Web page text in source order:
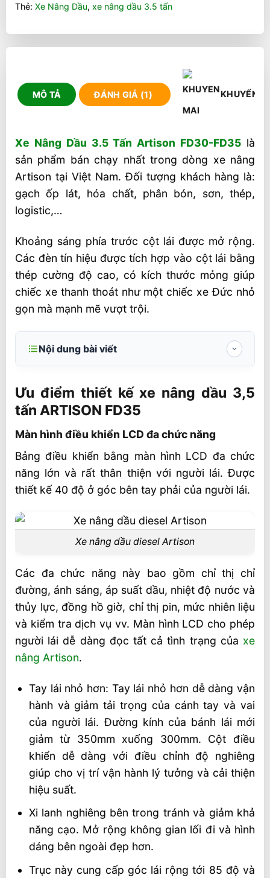
Thẻ: Xe Nâng Dầu, xe nâng dầu 3.5 tấn
MÔ TẢ ĐÁNH GIÁ (1) KHUYẾN
Xe Nâng Dầu 3.5 Tấn Artison FD30-FD35 là
sản phẩm bán chạy nhất trong dòng xe nâng
Artison tại Việt Nam. Đối tượng khách hàng là:
gạch ốp lát, hóa chất, phân bón, sơn, thép,
logistic,…
Khoảng sáng phía trước cột lái được mở rộng.
Các đèn tín hiệu được tích hợp vào cột lái bằng
thép cường độ cao, có kích thước mỏng giúp
chiếc xe thanh thoát như một chiếc xe Đức nhỏ
gọn mà mạnh mẽ vượt trội.
Nội dung bài viết
ARTISON FD35
Màn hình điều khiển LCD đa chức năng
Video xe nâng dầu 3,5 tấn ARTISON FD35
Liên hệ mua sản phẩm
Ưu điểm thiết kế xe nâng dầu 3,5
tấn ARTISON FD35
Màn hình điều khiển LCD đa chức năng
Bảng điều khiển bằng màn hình LCD đa chức
năng lớn và rất thân thiện với người lái. Được
thiết kế 40 độ ở góc bên tay phải của người lái.
Xe nâng dầu diesel Artison
Các đa chức năng này bao gồm chỉ thị chỉ
đường, ánh sáng, áp suất dầu, nhiệt độ nước và
thủy lực, đồng hồ giờ, chỉ thị pin, mức nhiên liệu
và kiểm tra dịch vụ vv. Màn hình LCD cho phép
người lái dễ dàng đọc tất cả tình trạng của xe
nâng Artison.
Tay lái nhỏ hơn: Tay lái nhỏ hơn dễ dàng vận
hành và giảm tải trọng của cánh tay và vai
của người lái. Đường kính của bánh lái mới
giảm từ 350mm xuống 300mm. Cột điều
khiển dễ dàng với điều chỉnh độ nghiêng
giúp cho vị trí vận hành lý tưởng và cải thiện
hiệu suất.
Xi lanh nghiêng bên trong tránh và giảm khả
năng cạo. Mở rộng không gian lối đi và hình
dáng bên ngoài đẹp hơn.
Trục này cung cấp góc lái rộng tới 85 độ và